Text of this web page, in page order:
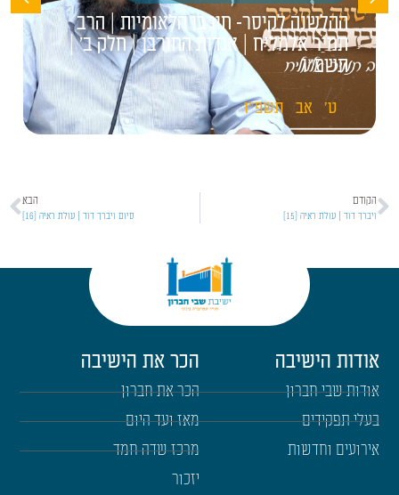
ההלשנה לקיסר- חורבן הלאומיות | הרב
תמיר אלמליח | אגדות החורבן | חלק ב' |
תשפ"ו
ט' אב תשפ"ו
הקודם
ויברך דוד | עולת ראיה [15]
הבא
סיום ויברך דוד | עולת ראיה [16]
אודות הישיבה
אודות שבי חברון
בעלי תפקידים
אירועים וחדשות
הכר את הישיבה
הכר את חברון
מאז ועד היום
מרכז שדה חמד
יזכור